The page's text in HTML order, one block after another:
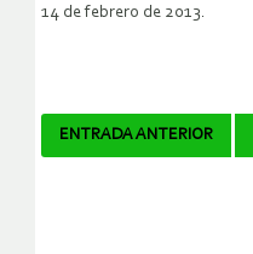
14 de febrero de 2013.
Navegador
ENTRADA ANTERIOR